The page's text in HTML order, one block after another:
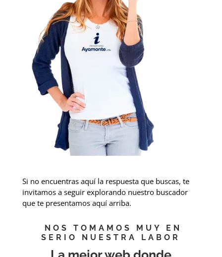
Si no encuentras aquí la respuesta que buscas, te
invitamos a seguir explorando nuestro buscador
que te presentamos aquí arriba.
NOS TOMAMOS MUY EN
SERIO NUESTRA LABOR